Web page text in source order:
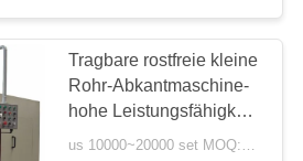
44
Tragbare rostfreie kleine
Rohr-Abkantmaschine-
hohe Leistungsfähigkeit
Plc
us 10000~20000 set MOQ:1 Satz